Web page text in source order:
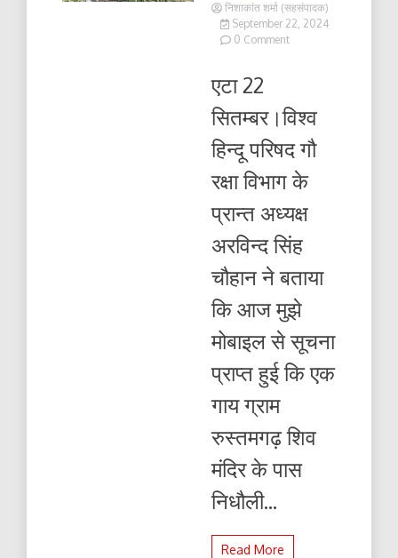
निशाकांत शर्मा (सहसंपादक)
September 22, 2024
0 Commenton
हो
है
एटा 22
सितम्बर।विश्व
हिन्दू परिषद गौ
रक्षा विभाग के
प्रान्त अध्यक्ष
अरविन्द सिंह
चौहान ने बताया
कि आज मुझे
मोबाइल से सूचना
प्राप्त हुई कि एक
गाय ग्राम
रुस्तमगढ़ शिव
मंदिर के पास
निधौली...
Read More